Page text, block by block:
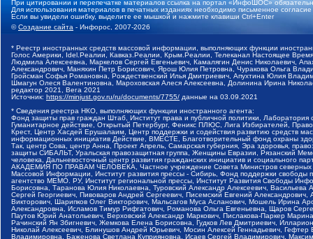
При цитировании и перепечатке материалов ссылка на портал «ИнфоШОС»
Для использования материалов в печатных изданиях необходимо письменное
Если вы увидели ошибку, выделите ее мышкой и нажмите клавиши Ctrl+Enter
©Создание сайта - Инфорос, 2007-2026
* Реестр иностранных средств массовой информации, выполняющих функции
Голос Америки, Idel.Реалии, Кавказ.Реалии, Крым.Реалии, Телеканал Настоящее
Людмила Алексеевна, Маркелов Сергей Евгеньевич, Камалягин Денис Николаевич,
Александрович, Маняхин Петр Борисович, Ярош Юлия Петровна, Чуракова Ольга
Гройсман Софья Романовна, Рождественский Илья Дмитриевич, Апухтина Юлия
Шмагун Олеся Валентиновна, Мароховская Алеся Алексеевна, Долинина Ирина
редактор 2021, Вега 2021
Источник: https://minjust.gov.ru/ru/documents/7755/ данные на 03.09.2021
* Сведения реестра НКО, выполняющих функции иностранного агента:
Фонд защиты прав граждан Штаб, Институт права и публичной политики,
Гуманитарное действие, Открытый Петербург, Феникс ПЛЮС, Лига Избирателей,
Крест, Центр Хасдей Ерушалаим, Центр поддержки и содействия развитию средств
информационных инициатив Действие, ВМЕСТЕ, Благотворительный фонд охраны
Так, центр Сова, центр Анна, Проект Апрель, Самарская губерния, Эра здоровья,
защиты СИБАЛЬТ, Уральская правозащитная группа, Женщины Евразии, Рязанский
человека, Дальневосточный центр развития гражданских инициатив и социального
АКАДЕМИЯ ПО ПРАВАМ ЧЕЛОВЕКА, Частное учреждение Совета Министров северных
Массовой Информации, Институт развития прессы - Сибирь, Фонд поддержки
агентство МЕМО. РУ, Институт региональной прессы, Институт Развития Свободы
Борисовна, Таранова Юлия Николаевна, Туровский Александр Алексеевич,
Сергей Георгиевич, Пивоваров Андрей Сергеевич, Писемский Евгений
Викторович, Шарипков Олег Викторович, Мальсагов Муса Асланович, Мошель Ирина
Александровна, Исламов Тимур Рифгатович, Романова Ольга Евгеньевна, Щаров
Паутов Юрий Анатольевич, Верховский Александр Маркович, Пислакова-Паркер
Рачинский Ян Збигневич, Жемкова Елена Борисовна, Гудков Лев Дмитриевич,
Николай Алексеевич, Блинушов Андрей Юрьевич, Мосин Алексей Геннадьевич,
Владимировна, Баженова Светлана Куприяновна, Исаев Сергей Владимирович,